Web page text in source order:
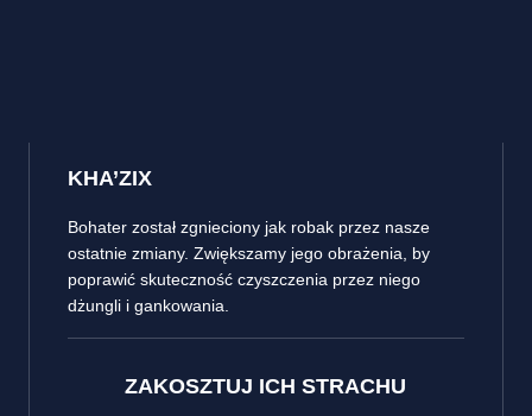
KHA’ZIX
Bohater został zgnieciony jak robak przez nasze
ostatnie zmiany. Zwiększamy jego obrażenia, by
poprawić skuteczność czyszczenia przez niego
dżungli i gankowania.
ZAKOSZTUJ ICH STRACHU